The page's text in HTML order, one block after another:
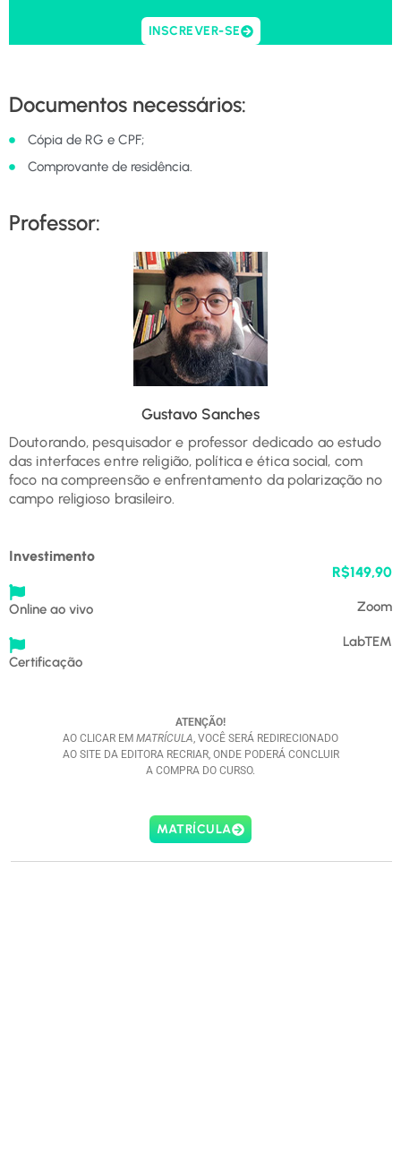
INSCREVER-SE
Documentos necessários:
Cópia de RG e CPF;
Comprovante de residência.
Professor:
Gustavo Sanches
Doutorando, pesquisador e professor dedicado ao estudo
das interfaces entre religião, política e ética social, com
foco na compreensão e enfrentamento da polarização no
campo religioso brasileiro.
Investimento
Online ao vivo
Certificação
R$149,90
Zoom
LabTEM
ATENÇÃO!
AO CLICAR EM MATRÍCULA, VOCÊ SERÁ REDIRECIONADO
AO SITE DA EDITORA RECRIAR, ONDE PODERÁ CONCLUIR
A COMPRA DO CURSO.
MATRÍCULA